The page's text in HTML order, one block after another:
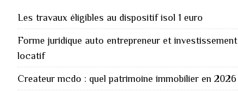
Les travaux éligibles au dispositif isol 1 euro
Forme juridique auto entrepreneur et investissement
locatif
Createur mcdo : quel patrimoine immobilier en 2026